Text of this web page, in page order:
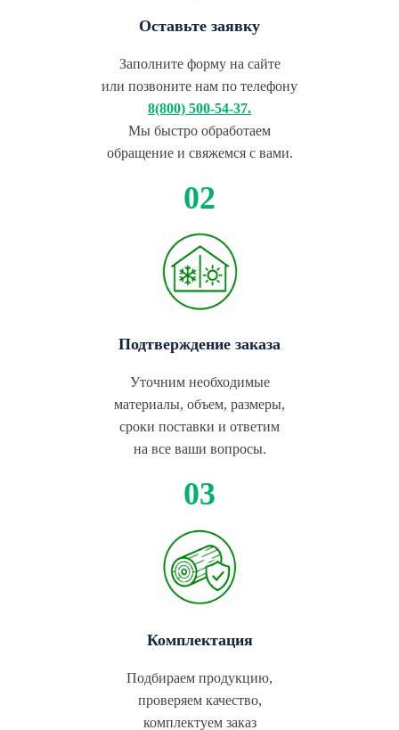
Оставьте заявку
Заполните форму на сайте
или позвоните нам по телефону
8(800) 500-54-37.
Мы быстро обработаем
обращение и свяжемся с вами.
Подтверждение заказа
Уточним необходимые
материалы, объем, размеры,
сроки поставки и ответим
на все ваши вопросы.
Комплектация
Подбираем продукцию,
проверяем качество,
комплектуем заказ